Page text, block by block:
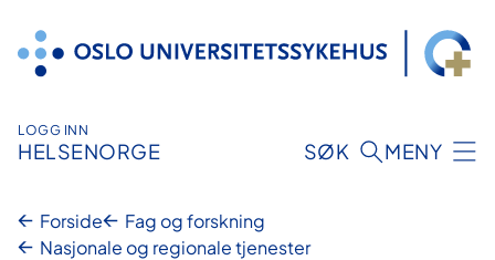
innhold
LOGG INN
HELSENORGE SØK MENY
Forside
Fag og forskning
Nasjonale og regionale tjenester